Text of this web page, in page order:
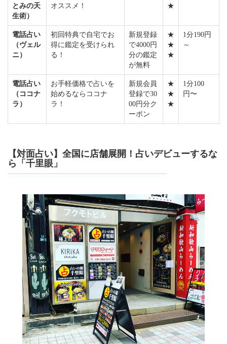
とみの天
生術）
オススメ！
★
電話占い
（ヴェル
ニ）
初回特典で自宅でお
得に鑑定を受けられ
る！
新規登録
で4000円
分の鑑定
が無料
★
★
★
1分190円
～
電話占い
（ココナ
ラ）
お手軽価格で占いを
始めるならココナ
ラ！
新規会員
登録で30
00円分ク
ーポン
★
★
★
1分100
円〜
【対面占い】全国に店舗展開！占いデビューするな
ら「千里眼」